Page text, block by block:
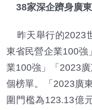
38家深企躋身廣
昨天舉行的2023
東省民營企業100強
業100強」「2023
個榜單。「2023廣
圍門檻為123.13億